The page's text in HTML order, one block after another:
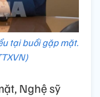
tại buổi gặp mặt.
Nghệ sỹ